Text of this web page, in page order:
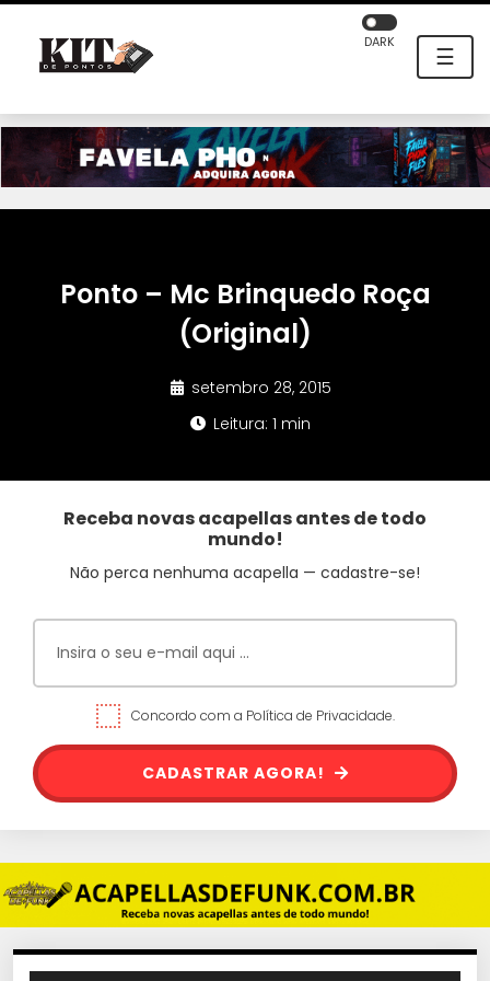
☰
DARK
Ponto – Mc Brinquedo Roça
(Original)
setembro 28, 2015
Leitura: 1 min
Receba novas acapellas antes de todo
mundo!
Não perca nenhuma acapella — cadastre-se!
Concordo com a Política de Privacidade.
CADASTRAR AGORA!